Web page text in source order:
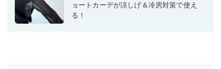
ョートカーデが涼しげ＆冷房対策で使え
る！